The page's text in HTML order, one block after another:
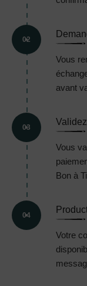
02
Vous
avant
03
Vous
Bon à
04
Votre